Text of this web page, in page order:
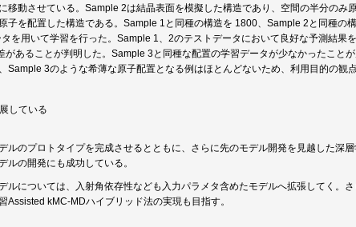
移動させている。Sample 2は結晶表面を模擬した構造であり、空間の半分のみ
子を配置した構造である。Sample 1と同種の構造を 1800、Sample 2と同種の
を用いて学習を行った。Sample 1、2のテストデータにおいて良好な予測結果
があることが判明した。Sample 3と同種な配置の学習データが少なかったこと
Sample 3のような希薄な原子配置となる例はほとんどないため、利用目的の観
している
ルのプロトタイプを完成させるとともに、さらに先のモデル開発を見越した深
ルの開発にも成功している。
ルについては、入射角依存性なども入力パラメタ含めたモデルへ拡張してく。
Assisted kMC-MDハイブリッド法の実現も目指す。